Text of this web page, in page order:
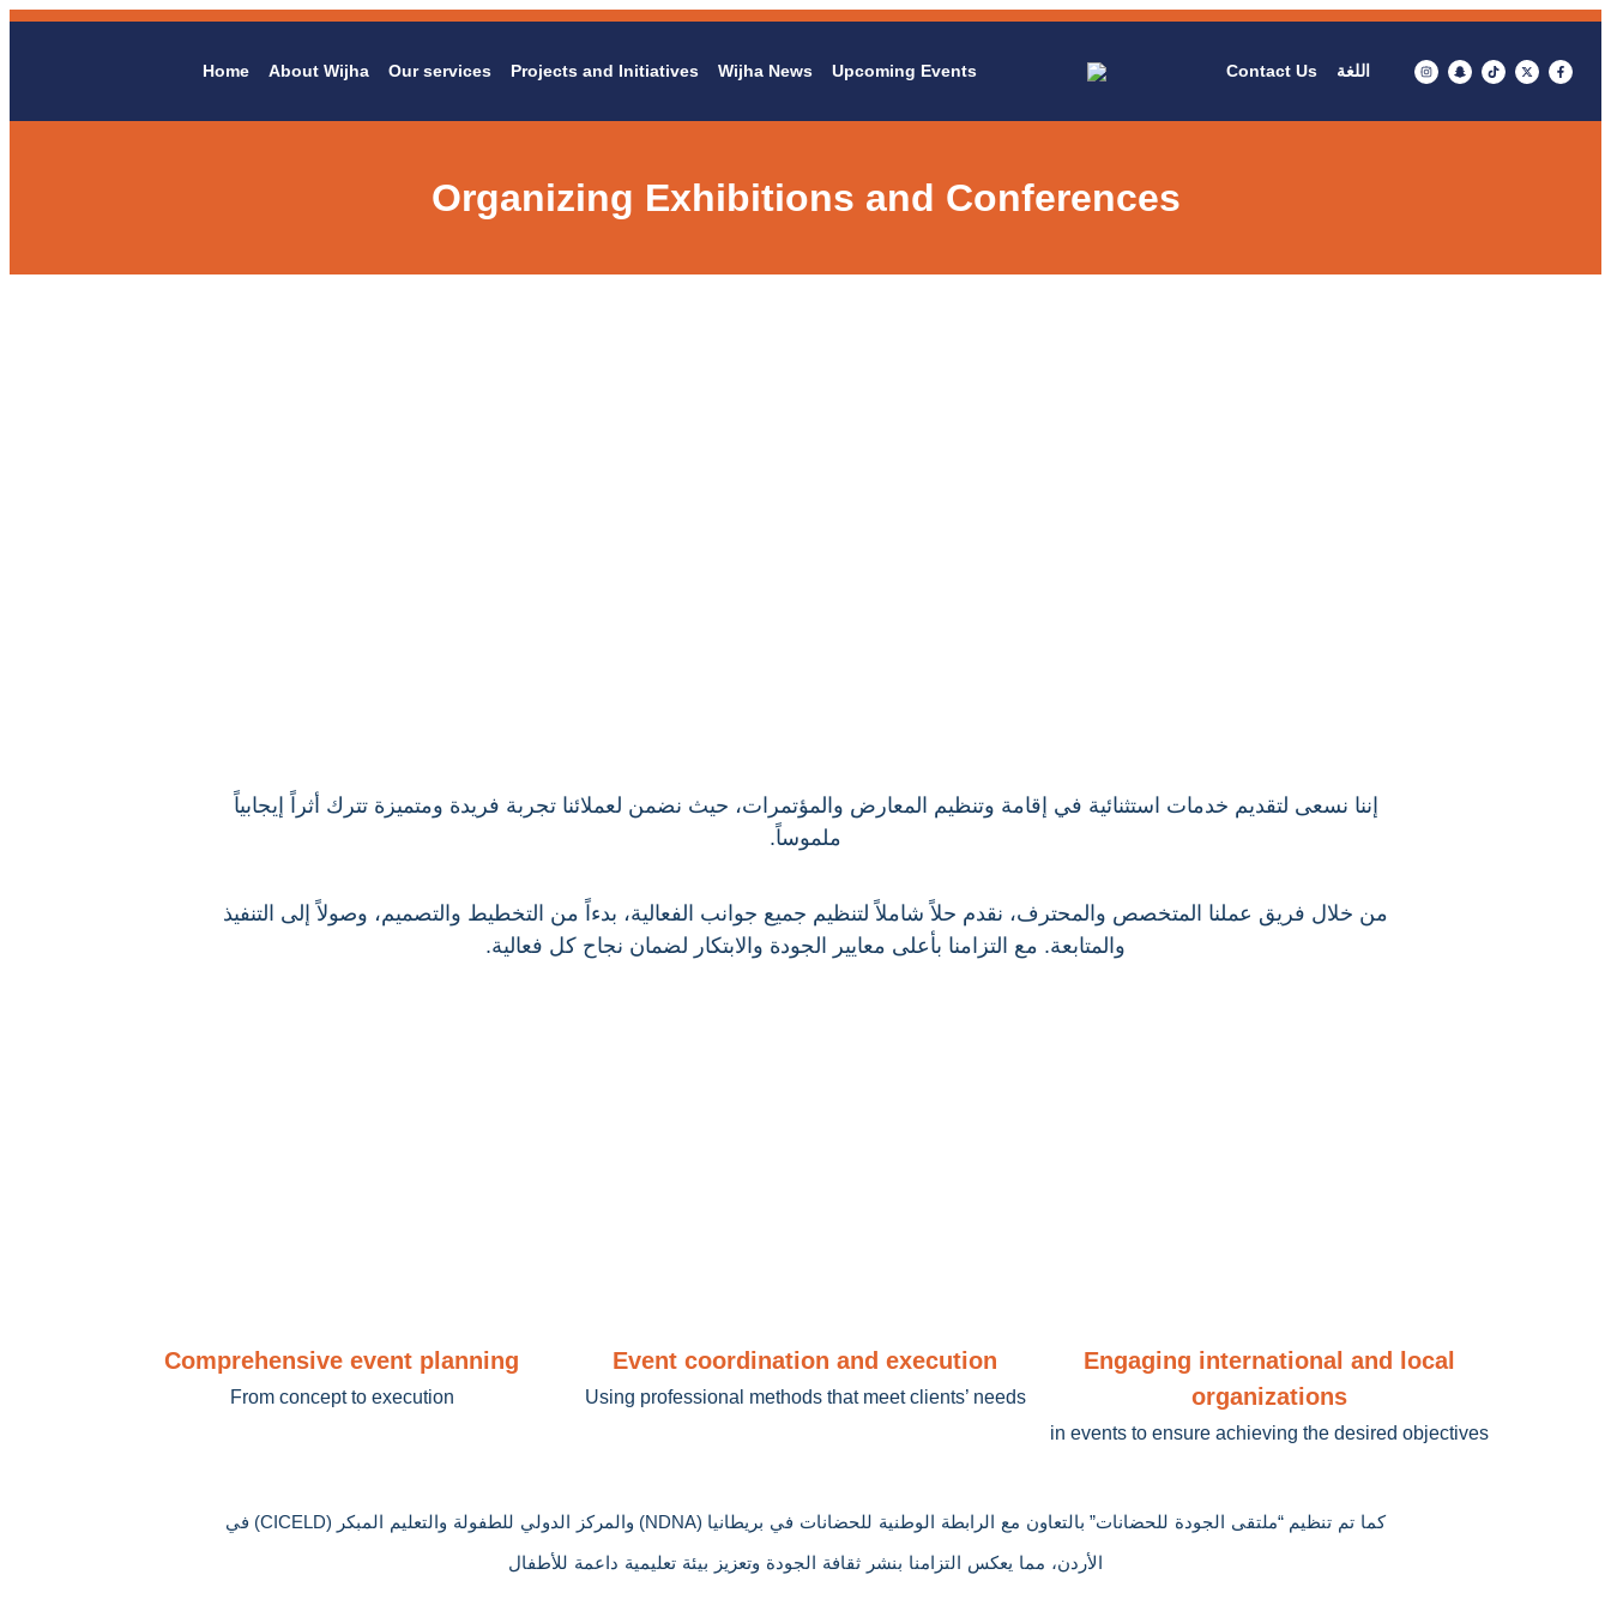
Home About Wijha Our services Projects and Initiatives Wijha News Upcoming Events Contact Us اللغة
Organizing Exhibitions and Conferences
إننا نسعى لتقديم خدمات استثنائية في إقامة وتنظيم المعارض والمؤتمرات، حيث نضمن لعملائنا تجربة فريدة ومتميزة تترك أثراً إيجابياً
ملموساً.
من خلال فريق عملنا المتخصص والمحترف، نقدم حلاً شاملاً لتنظيم جميع جوانب الفعالية، بدءاً من التخطيط والتصميم، وصولاً إلى التنفيذ
والمتابعة. مع التزامنا بأعلى معايير الجودة والابتكار لضمان نجاح كل فعالية.
Comprehensive event planning
From concept to execution
Event coordination and execution
Using professional methods that meet clients’ needs
Engaging international and local
organizations
in events to ensure achieving the desired objectives
كما تم تنظيم “ملتقى الجودة للحضانات” بالتعاون مع الرابطة الوطنية للحضانات في بريطانيا (NDNA) والمركز الدولي للطفولة والتعليم المبكر (CICELD)
في
الأردن، مما يعكس التزامنا بنشر ثقافة الجودة وتعزيز بيئة تعليمية داعمة للأطفال